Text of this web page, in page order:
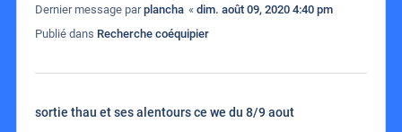
Dernier message parplancha « dim. août 09, 2020 4:40 pm
Publié dans Recherche coéquipier
sortie thau et ses alentours ce we du 8/9 aout